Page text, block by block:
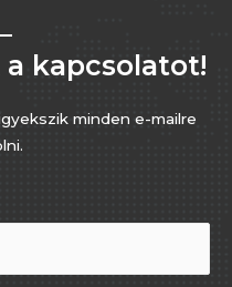
kapcsolatot!
minden e-mailre